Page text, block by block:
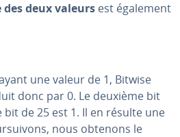
deux valeurs est également
une valeur de 1, Bitwise
donc par 0. Le deuxième bit
bit de 25 est 1. Il en résulte une
nous obtenons le